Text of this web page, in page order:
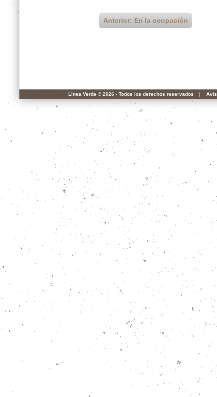
Anterior: En la ocupación
Línea Verde ® 2026 - Todos los derechos reservados |